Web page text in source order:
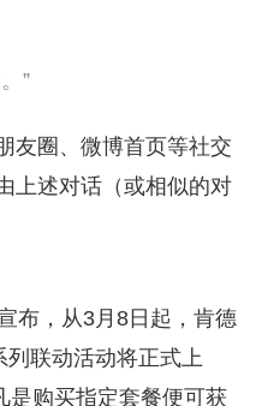
”
圈、微博首页等社交
上述对话（或相似的对
布，从3月8日起，肯德
联动活动将正式上
是购买指定套餐便可获